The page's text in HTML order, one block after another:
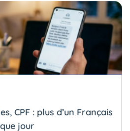
CPF : plus d’un Français
jour